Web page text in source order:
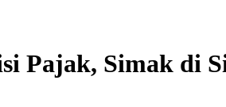
Pajak, Simak di